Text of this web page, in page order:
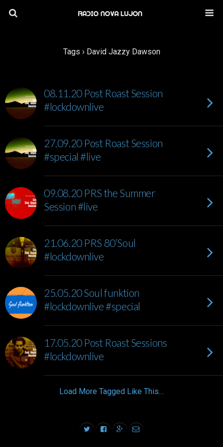
Tags › David Jazzy Dawson
08.11.20 Post Roast Session
#lockdownlive
27.09.20 Post Roast Session
#special #live
09.08.20 PRS the Summer
Session #live
21.06.20 PRS 80’Soul
#lockdownlive
25.05.20 Soul funktion
#lockdownlive #special
17.05.20 Post Roast Sessions
#lockdownlive
Load More Tagged Like This…